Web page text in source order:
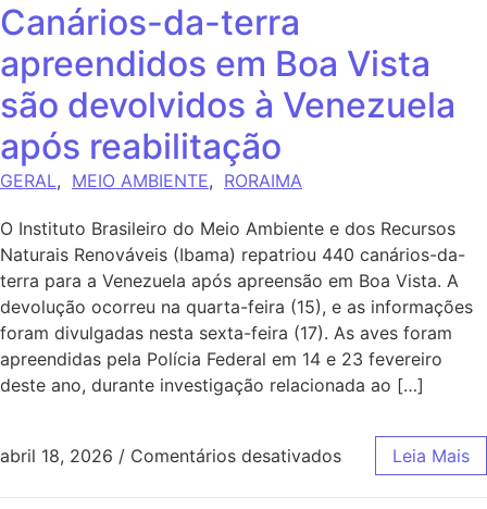
Canários-da-terra
apreendidos em Boa Vista
são devolvidos à Venezuela
após reabilitação
GERAL, MEIO AMBIENTE, RORAIMA
O Instituto Brasileiro do Meio Ambiente e dos Recursos
Naturais Renováveis (Ibama) repatriou 440 canários-da-
terra para a Venezuela após apreensão em Boa Vista. A
devolução ocorreu na quarta-feira (15), e as informações
foram divulgadas nesta sexta-feira (17). As aves foram
apreendidas pela Polícia Federal em 14 e 23 fevereiro
deste ano, durante investigação relacionada ao […]
abril 18, 2026 / Comentários desativados Leia Mais